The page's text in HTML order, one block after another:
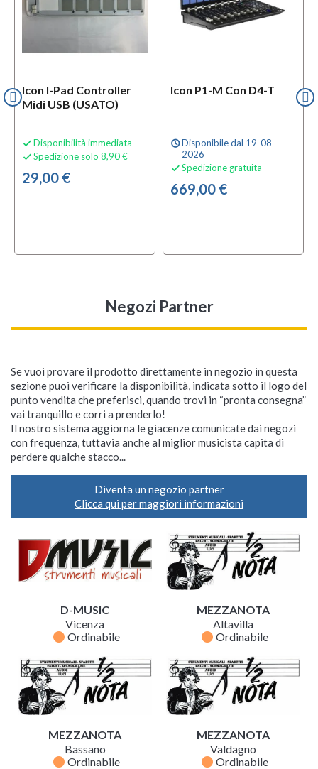
Icon I-Pad Controller
Midi USB (USATO)
 Disponibilità immediata
 Spedizione solo 8,90 €
29,00 €
Icon P1-M Con D4-T
scheduleDisponibile dal 19-08-
2026
 Spedizione gratuita
669,00 €
Negozi Partner
Se vuoi provare il prodotto direttamente in negozio in questa
sezione puoi verificare la disponibilità, indicata sotto il logo del
punto vendita che preferisci, quando trovi in “pronta consegna”
vai tranquillo e corri a prenderlo!
Il nostro sistema aggiorna le giacenze comunicate dai negozi
con frequenza, tuttavia anche al miglior musicista capita di
perdere qualche stacco...
Diventa un negozio partner
Clicca qui per maggiori informazioni
D-MUSIC
Vicenza
fiber_manual_record Ordinabile
MEZZANOTA
Altavilla
fiber_manual_record Ordinabile
MEZZANOTA
Bassano
fiber_manual_record Ordinabile
MEZZANOTA
Valdagno
fiber_manual_record Ordinabile